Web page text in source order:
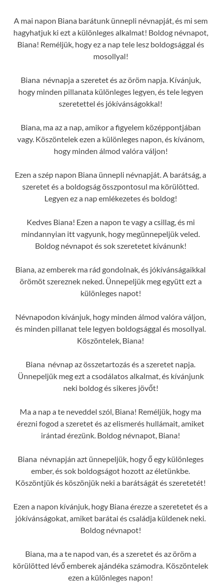
A mai napon Biana barátunk ünnepli névnapját, és mi sem
hagyhatjuk ki ezt a különleges alkalmat! Boldog névnapot,
Biana! Reméljük, hogy ez a nap tele lesz boldogsággal és
mosollyal!
Biana névnapja a szeretet és az öröm napja. Kívánjuk,
hogy minden pillanata különleges legyen, és tele legyen
szeretettel és jókívánságokkal!
Biana, ma az a nap, amikor a figyelem középpontjában
vagy. Köszöntelek ezen a különleges napon, és kívánom,
hogy minden álmod valóra váljon!
Ezen a szép napon Biana ünnepli névnapját. A barátság, a
szeretet és a boldogság összpontosul ma körülötted.
Legyen ez a nap emlékezetes és boldog!
Kedves Biana! Ezen a napon te vagy a csillag, és mi
mindannyian itt vagyunk, hogy megünnepeljük veled.
Boldog névnapot és sok szeretetet kívánunk!
Biana, az emberek ma rád gondolnak, és jókívánságaikkal
örömöt szereznek neked. Ünnepeljük meg együtt ezt a
különleges napot!
Névnapodon kívánjuk, hogy minden álmod valóra váljon,
és minden pillanat tele legyen boldogsággal és mosollyal.
Köszöntelek, Biana!
Biana névnap az összetartozás és a szeretet napja.
Ünnepeljük meg ezt a csodálatos alkalmat, és kívánjunk
neki boldog és sikeres jövőt!
Ma a nap a te neveddel szól, Biana! Reméljük, hogy ma
érezni fogod a szeretet és az elismerés hullámait, amiket
irántad érezünk. Boldog névnapot, Biana!
Biana névnapján azt ünnepeljük, hogy ő egy különleges
ember, és sok boldogságot hozott az életünkbe.
Köszöntjük és köszönjük neki a barátságát és szeretetét!
Ezen a napon kívánjuk, hogy Biana érezze a szeretetet és a
jókívánságokat, amiket barátai és családja küldenek neki.
Boldog névnapot!
Biana, ma a te napod van, és a szeretet és az öröm a
körülötted lévő emberek ajándéka számodra. Köszöntelek
ezen a különleges napon!